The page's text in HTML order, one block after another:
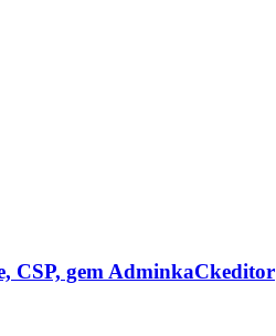
CSP, gem AdminkaCkeditor